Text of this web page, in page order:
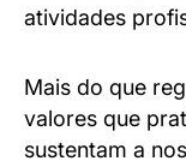
atividades
Mais do que
valores que
sustentam a